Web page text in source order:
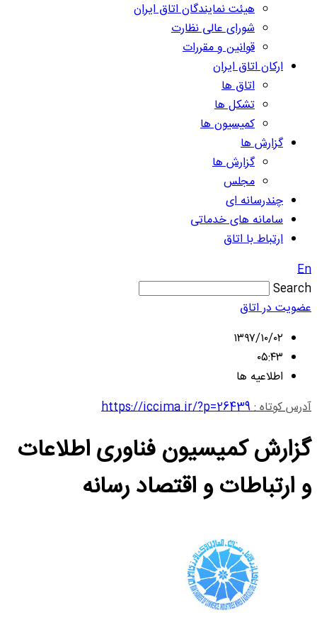
هیئت نمایندگان اتاق ایران
شورای عالی نظارت
قوانین و مقررات
ارکان اتاق ایران
اتاق ها
تشکل ها
کمیسیون ها
گزارش ها
گزارش ها
مجلس
چندرسانه ای
سامانه های خدماتی
ارتباط با اتاق
En
Search
عضویت در اتاق
۱۳۹۷/۱۰/۰۲
۰۵:۴۳
اطلاعیه ها
آدرس کوتاه :https://iccima.ir/?p=26439
گزارش کمیسیون فناوری اطلاعات
و ارتباطات و اقتصاد رسانه